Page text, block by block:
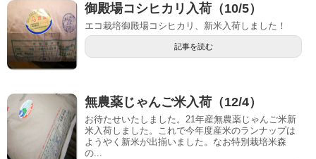
御殿場コシヒカリ入荷（10/5）
エコ栽培御殿場コシヒカリ、新米入荷しました！
記事を読む
無農薬じゃんご米入荷（12/4）
お待たせいたしました。21年産無農薬じゃんご米新
米入荷しました。これで今年度産米のランナップは
ようやく新米が出揃いました。なお特別栽培米森
の...